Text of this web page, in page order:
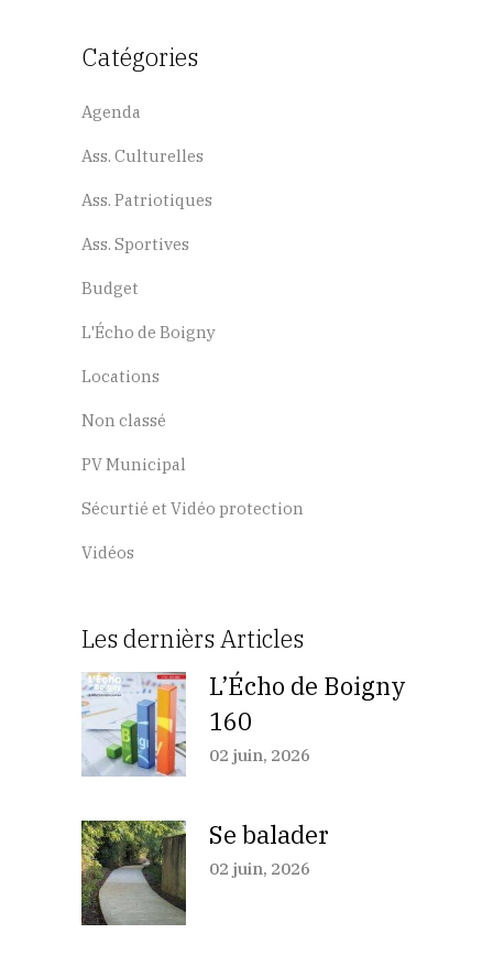
Catégories
Agenda
Ass. Culturelles
Ass. Patriotiques
Ass. Sportives
Budget
L'Écho de Boigny
Locations
Non classé
PV Municipal
Sécurtié et Vidéo protection
Vidéos
Les dernièrs Articles
L’Écho de Boigny
160
02 juin, 2026
Se balader
02 juin, 2026